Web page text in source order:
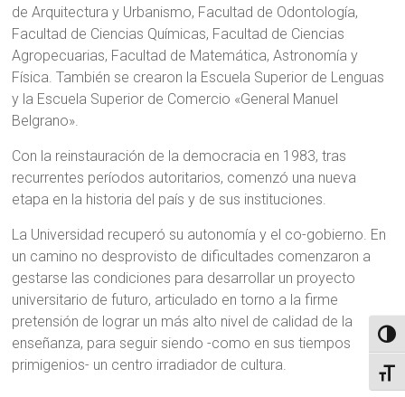
de Arquitectura y Urbanismo, Facultad de Odontología,
Facultad de Ciencias Químicas, Facultad de Ciencias
Agropecuarias, Facultad de Matemática, Astronomía y
Física. También se crearon la Escuela Superior de Lenguas
y la Escuela Superior de Comercio «General Manuel
Belgrano».
Con la reinstauración de la democracia en 1983, tras
recurrentes períodos autoritarios, comenzó una nueva
etapa en la historia del país y de sus instituciones.
La Universidad recuperó su autonomía y el co-gobierno. En
un camino no desprovisto de dificultades comenzaron a
gestarse las condiciones para desarrollar un proyecto
universitario de futuro, articulado en torno a la firme
pretensión de lograr un más alto nivel de calidad de la
enseñanza, para seguir siendo -como en sus tiempos
primigenios- un centro irradiador de cultura.